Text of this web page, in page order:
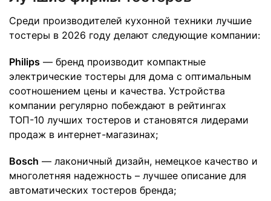
Среди производителей кухонной техники лучшие
тостеры в 2026 году делают следующие компании:
Philips — бренд производит компактные
электрические тостеры для дома с оптимальным
соотношением цены и качества. Устройства
компании регулярно побеждают в рейтингах
ТОП-10 лучших тостеров и становятся лидерами
продаж в интернет-магазинах;
Bosch — лаконичный дизайн, немецкое качество и
многолетняя надежность – лучшее описание для
автоматических тостеров бренда;